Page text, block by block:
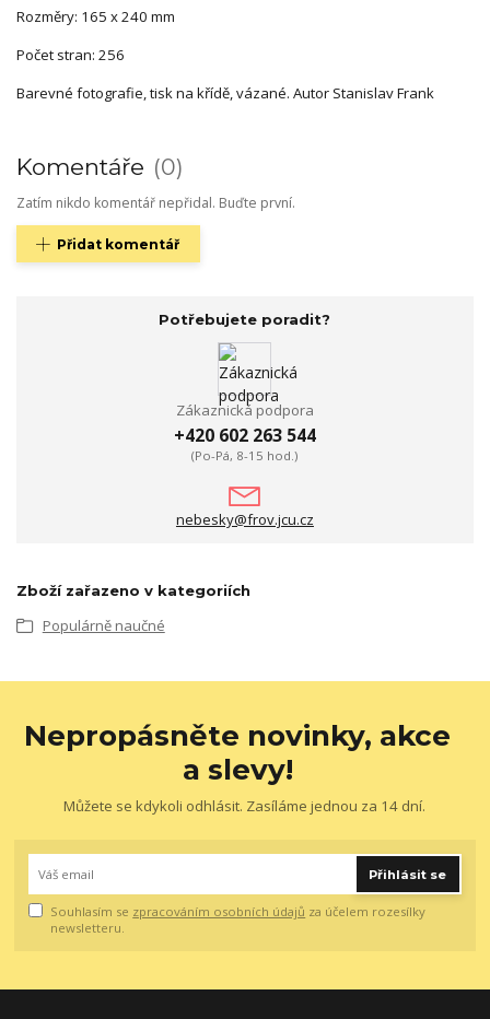
Rozměry: 165 x 240 mm
Počet stran: 256
Barevné fotografie, tisk na křídě, vázané. Autor Stanislav Frank
Komentáře 0
Zatím nikdo komentář nepřidal. Buďte první.
Přidat komentář
Potřebujete poradit?
Zákaznická podpora
+420 602 263 544
(Po-Pá, 8-15 hod.)
nebesky@frov.jcu.cz
Zboží zařazeno v kategoriích
Populárně naučné
Nepropásněte novinky, akce
a slevy!
Můžete se kdykoli odhlásit. Zasíláme jednou za 14 dní.
Přihlásit se
Souhlasím se zpracováním osobních údajů za účelem rozesílky
newsletteru.